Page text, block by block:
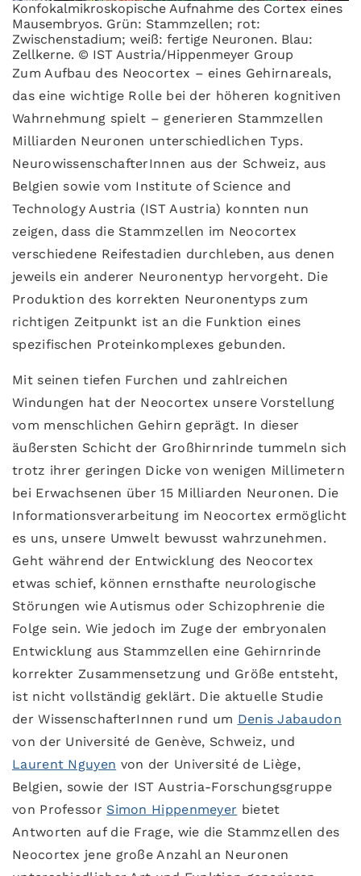
Konfokalmikroskopische Aufnahme des Cortex eines
Mausembryos. Grün: Stammzellen; rot:
Zwischenstadium; weiß: fertige Neuronen. Blau:
Zellkerne. © IST Austria/Hippenmeyer Group
Zum Aufbau des Neocortex – eines Gehirnareals,
das eine wichtige Rolle bei der höheren kognitiven
Wahrnehmung spielt – generieren Stammzellen
Milliarden Neuronen unterschiedlichen Typs.
NeurowissenschafterInnen aus der Schweiz, aus
Belgien sowie vom Institute of Science and
Technology Austria (IST Austria) konnten nun
zeigen, dass die Stammzellen im Neocortex
verschiedene Reifestadien durchleben, aus denen
jeweils ein anderer Neuronentyp hervorgeht. Die
Produktion des korrekten Neuronentyps zum
richtigen Zeitpunkt ist an die Funktion eines
spezifischen Proteinkomplexes gebunden.
Mit seinen tiefen Furchen und zahlreichen
Windungen hat der Neocortex unsere Vorstellung
vom menschlichen Gehirn geprägt. In dieser
äußersten Schicht der Großhirnrinde tummeln sich
trotz ihrer geringen Dicke von wenigen Millimetern
bei Erwachsenen über 15 Milliarden Neuronen. Die
Informationsverarbeitung im Neocortex ermöglicht
es uns, unsere Umwelt bewusst wahrzunehmen.
Geht während der Entwicklung des Neocortex
etwas schief, können ernsthafte neurologische
Störungen wie Autismus oder Schizophrenie die
Folge sein. Wie jedoch im Zuge der embryonalen
Entwicklung aus Stammzellen eine Gehirnrinde
korrekter Zusammensetzung und Größe entsteht,
ist nicht vollständig geklärt. Die aktuelle Studie
der WissenschafterInnen rund um Denis Jabaudon
von der Université de Genève, Schweiz, und
Laurent Nguyen von der Université de Liège,
Belgien, sowie der IST Austria-Forschungsgruppe
von Professor Simon Hippenmeyer bietet
Antworten auf die Frage, wie die Stammzellen des
Neocortex jene große Anzahl an Neuronen